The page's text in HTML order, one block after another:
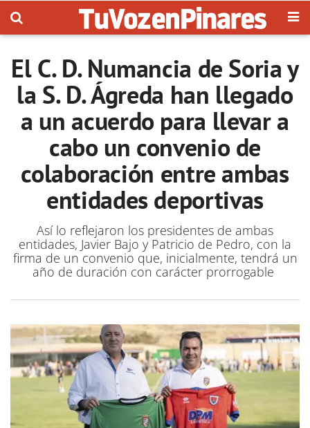
El C. D. Numancia de Soria y
la S. D. Ágreda han llegado
a un acuerdo para llevar a
cabo un convenio de
colaboración entre ambas
entidades deportivas
Así lo reflejaron los presidentes de ambas
entidades, Javier Bajo y Patricio de Pedro, con la
firma de un convenio que, inicialmente, tendrá un
año de duración con carácter prorrogable